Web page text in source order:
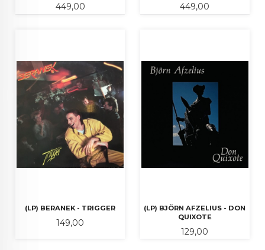
Pris
449,00 Pris
449,00
(LP) BERANEK - TRIGGER
Pris
149,00
(LP) BJÖRN AFZELIUS - DON
QUIXOTE
Pris
129,00